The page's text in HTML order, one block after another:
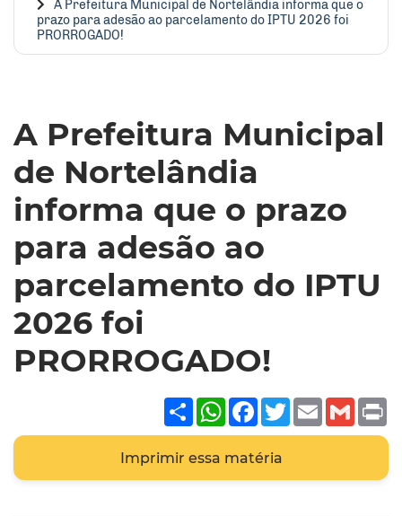
A Prefeitura Municipal de Nortelândia informa que o
prazo para adesão ao parcelamento do IPTU 2026 foi
PRORROGADO!
A Prefeitura Municipal
de Nortelândia
informa que o prazo
para adesão ao
parcelamento do IPTU
2026 foi
PRORROGADO!
ShareWhatsApp
Facebook
Twitter
Email
Imprimir essa matéria